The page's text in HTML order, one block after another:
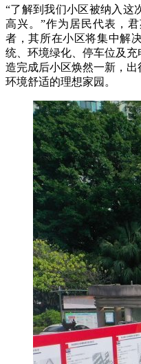
“了解到我们小区被纳入这
高兴。”作为居民代表，
者，其所在小区将集中解
统、环境绿化、停车位及
造完成后小区焕然一新，
环境舒适的理想家园。